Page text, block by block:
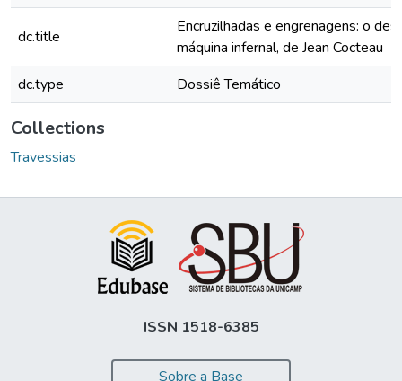
dc.title
Encruzilhadas e engrenagens: o
máquina infernal, de Jean Cocteau
dc.type
Dossiê Temático
Collections
Travessias
ISSN 1518-6385
Sobre a Base